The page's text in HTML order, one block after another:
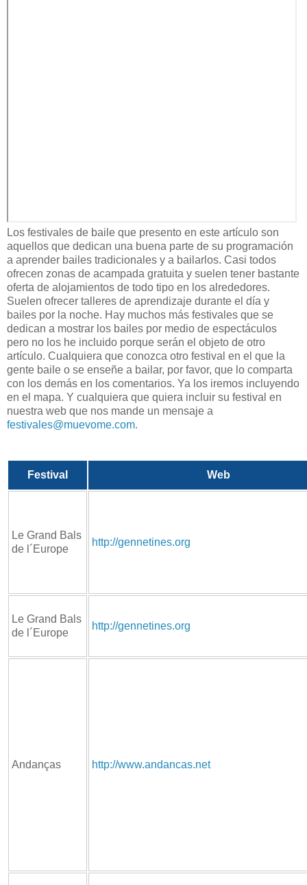
Los festivales de baile que presento en este artículo son
aquellos que dedican una buena parte de su programación
a aprender bailes tradicionales y a bailarlos. Casi todos
ofrecen zonas de acampada gratuita y suelen tener bastante
oferta de alojamientos de todo tipo en los alrededores.
Suelen ofrecer talleres de aprendizaje durante el día y
bailes por la noche. Hay muchos más festivales que se
dedican a mostrar los bailes por medio de espectáculos
pero no los he incluido porque serán el objeto de otro
artículo. Cualquiera que conozca otro festival en el que la
gente baile o se enseñe a bailar, por favor, que lo comparta
con los demás en los comentarios. Ya los iremos incluyendo
en el mapa. Y cualquiera que quiera incluir su festival en
nuestra web que nos mande un mensaje a
festivales@muevome.com.
Festival Web
Le Grand Bals
de l´Europe
http://gennetines.org
Le Grand Bals
de l´Europe
http://gennetines.org
Andanças http://www.andancas.net